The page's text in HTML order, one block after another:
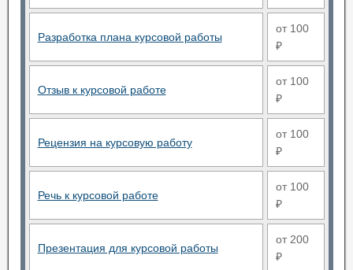
Разработка плана курсовой работы
от 100
₽
Отзыв к курсовой работе
от 100
₽
Рецензия на курсовую работу
от 100
₽
Речь к курсовой работе
от 100
₽
Презентация для курсовой работы
от 200
₽